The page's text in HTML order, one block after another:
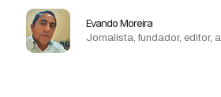
Evando Moreira
Jornalista, fundador, editor,